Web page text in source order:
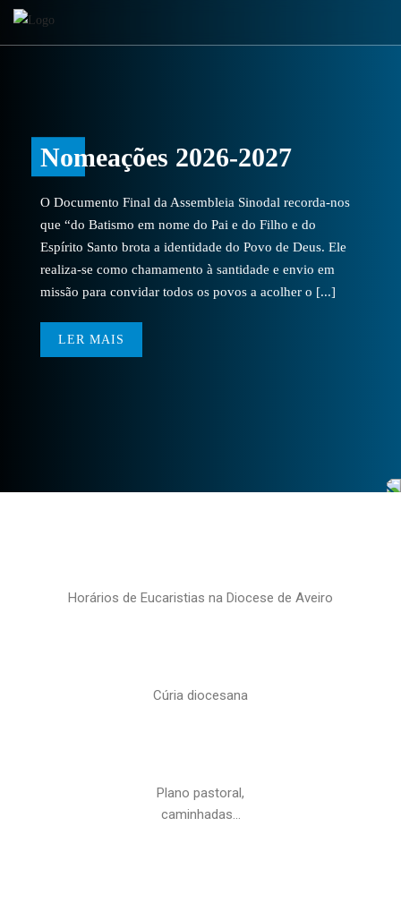
Nomeações 2026-2027
O Documento Final da Assembleia Sinodal recorda-nos
que “do Batismo em nome do Pai e do Filho e do
Espírito Santo brota a identidade do Povo de Deus. Ele
realiza-se como chamamento à santidade e envio em
missão para convidar todos os povos a acolher o [...]
LER MAIS
Horários de Eucaristias na Diocese de Aveiro
Cúria diocesana
Plano pastoral,
caminhadas…